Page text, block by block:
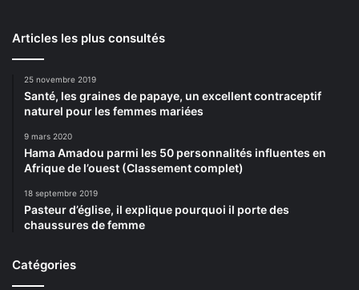
Articles les plus consultés
25 novembre 2019
Santé, les graines de papaye, un excellent contraceptif
naturel pour les femmes mariées
9 mars 2020
Hama Amadou parmi les 50 personnalités influentes en
Afrique de l’ouest (Classement complet)
18 septembre 2019
Pasteur d’église, il explique pourquoi il porte des
chaussures de femme
Catégories